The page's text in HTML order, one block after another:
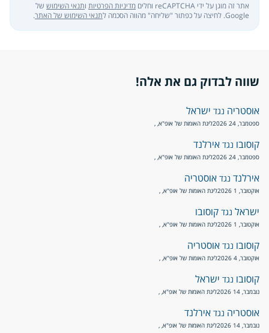
אתר זה מוגן על ידי reCAPTCHA וחלים מדיניות הפרטיות ותנאי השימוש של
Google. לחיצה על כפתור "שליחה" מהווה הסכמה ל
תנאי השימוש של האתר.
שווה לבדוק גם את אלה!
אוסטריה נגד ישראל
ספטמבר, 24 2026 ליגת האומות של אופ"א, ,
קוסובו נגד אירלנד
ספטמבר, 24 2026 ליגת האומות של אופ"א, ,
אירלנד נגד אוסטריה
אוקטובר, 1 2026 ליגת האומות של אופ"א, ,
ישראל נגד קוסובו
אוקטובר, 1 2026 ליגת האומות של אופ"א, ,
קוסובו נגד אוסטריה
אוקטובר, 4 2026 ליגת האומות של אופ"א, ,
קוסובו נגד ישראל
נובמבר, 14 2026 ליגת האומות של אופ"א, ,
אוסטריה נגד אירלנד
נובמבר, 14 2026 ליגת האומות של אופ"א, ,